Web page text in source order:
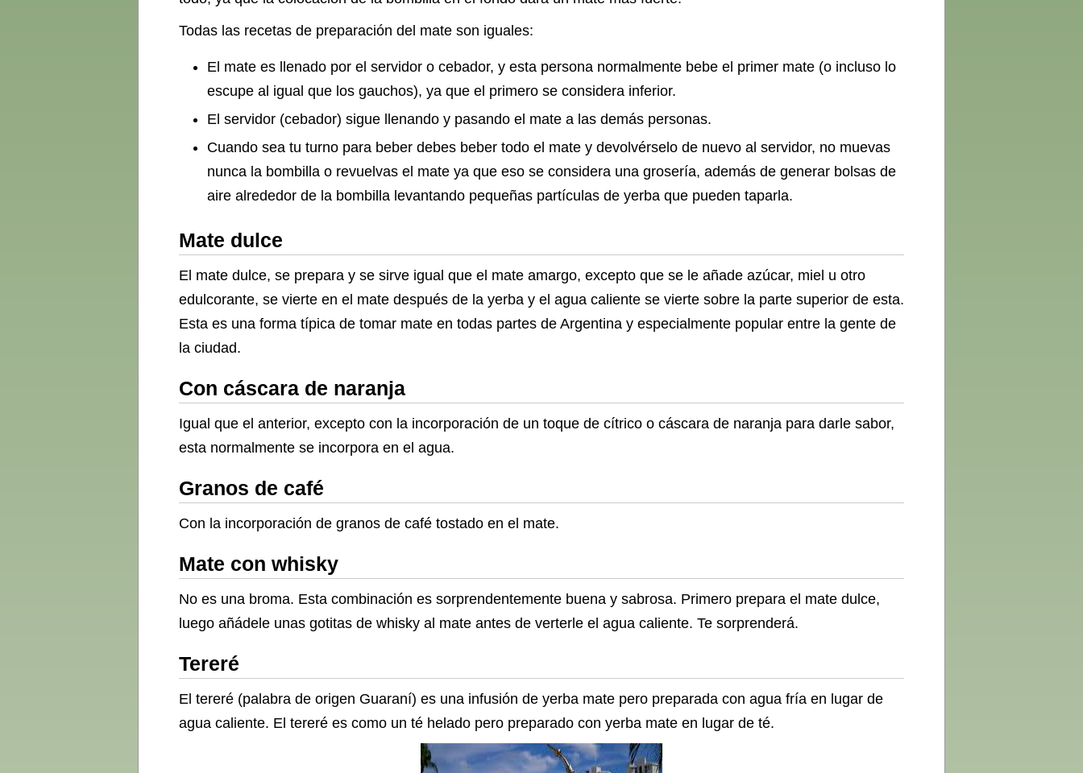
Todas las recetas de preparación del mate son iguales:
El mate es llenado por el servidor o cebador, y esta persona normalmente bebe el primer mate (o incluso lo
escupe al igual que los gauchos), ya que el primero se considera inferior.
El servidor (cebador) sigue llenando y pasando el mate a las demás personas.
Cuando sea tu turno para beber debes beber todo el mate y devolvérselo de nuevo al servidor, no muevas
nunca la bombilla o revuelvas el mate ya que eso se considera una grosería, además de generar bolsas de
aire alrededor de la bombilla levantando pequeñas partículas de yerba que pueden taparla.
Mate dulce
El mate dulce, se prepara y se sirve igual que el mate amargo, excepto que se le añade azúcar, miel u otro
edulcorante, se vierte en el mate después de la yerba y el agua caliente se vierte sobre la parte superior de esta.
Esta es una forma típica de tomar mate en todas partes de Argentina y especialmente popular entre la gente de
la ciudad.
Con cáscara de naranja
Igual que el anterior, excepto con la incorporación de un toque de cítrico o cáscara de naranja para darle sabor,
esta normalmente se incorpora en el agua.
Granos de café
Con la incorporación de granos de café tostado en el mate.
Mate con whisky
No es una broma. Esta combinación es sorprendentemente buena y sabrosa. Primero prepara el mate dulce,
luego añádele unas gotitas de whisky al mate antes de verterle el agua caliente. Te sorprenderá.
Tereré
El tereré (palabra de origen Guaraní) es una infusión de yerba mate pero preparada con agua fría en lugar de
agua caliente. El tereré es como un té helado pero preparado con yerba mate en lugar de té.